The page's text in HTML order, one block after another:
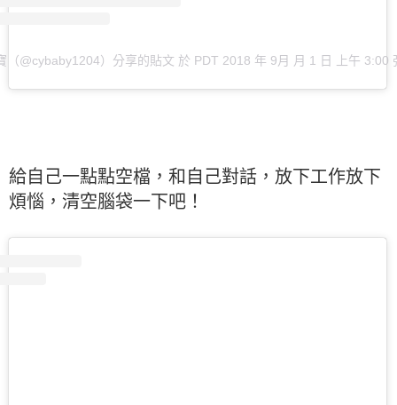
（@cybaby1204）分享的貼文 於 PDT 2018 年 9月 月 1 日 上午 3:00
給自己一點點空檔，和自己對話，放下工作放下
煩惱，清空腦袋一下吧！